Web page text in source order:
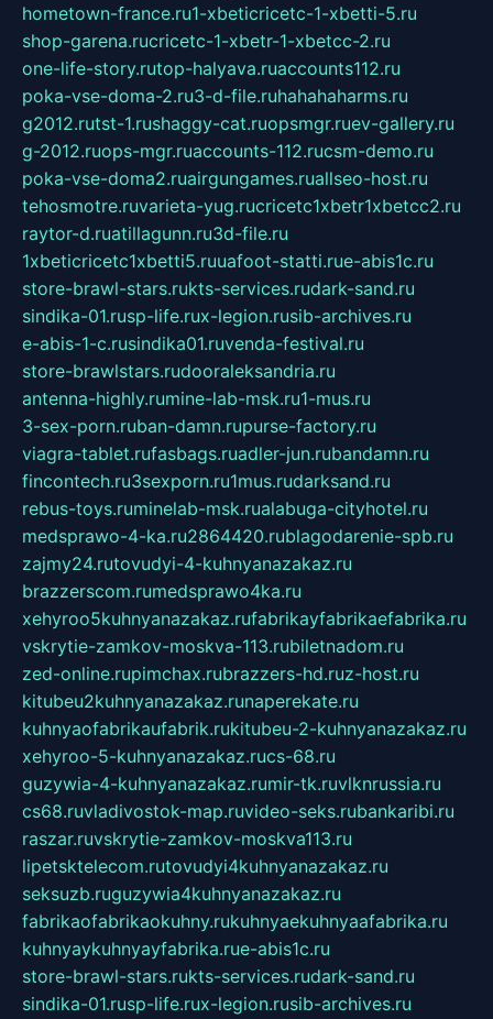
hometown-france.ru1-xbeticricetc-1-xbetti-5.ru
shop-garena.rucricetc-1-xbetr-1-xbetcc-2.ru
one-life-story.rutop-halyava.ruaccounts112.ru
poka-vse-doma-2.ru3-d-file.ruhahahaharms.ru
g2012.rutst-1.rushaggy-cat.ruopsmgr.ruev-gallery.ru
g-2012.ruops-mgr.ruaccounts-112.rucsm-demo.ru
poka-vse-doma2.ruairgungames.ruallseo-host.ru
tehosmotre.ruvarieta-yug.rucricetc1xbetr1xbetcc2.ru
raytor-d.ruatillagunn.ru3d-file.ru
1xbeticricetc1xbetti5.ruuafoot-statti.rue-abis1c.ru
store-brawl-stars.rukts-services.rudark-sand.ru
sindika-01.rusp-life.rux-legion.rusib-archives.ru
e-abis-1-c.rusindika01.ruvenda-festival.ru
store-brawlstars.rudooraleksandria.ru
antenna-highly.rumine-lab-msk.ru1-mus.ru
3-sex-porn.ruban-damn.rupurse-factory.ru
viagra-tablet.rufasbags.ruadler-jun.rubandamn.ru
fincontech.ru3sexporn.ru1mus.rudarksand.ru
rebus-toys.ruminelab-msk.rualabuga-cityhotel.ru
medsprawo-4-ka.ru2864420.rublagodarenie-spb.ru
zajmy24.rutovudyi-4-kuhnyanazakaz.ru
brazzerscom.rumedsprawo4ka.ru
xehyroo5kuhnyanazakaz.rufabrikayfabrikaefabrika.ru
vskrytie-zamkov-moskva-113.rubiletnadom.ru
zed-online.rupimchax.rubrazzers-hd.ruz-host.ru
kitubeu2kuhnyanazakaz.runaperekate.ru
kuhnyaofabrikaufabrik.rukitubeu-2-kuhnyanazakaz.ru
xehyroo-5-kuhnyanazakaz.rucs-68.ru
guzywia-4-kuhnyanazakaz.rumir-tk.ruvlknrussia.ru
cs68.ruvladivostok-map.ruvideo-seks.rubankaribi.ru
raszar.ruvskrytie-zamkov-moskva113.ru
lipetsktelecom.rutovudyi4kuhnyanazakaz.ru
seksuzb.ruguzywia4kuhnyanazakaz.ru
fabrikaofabrikaokuhny.rukuhnyaekuhnyaafabrika.ru
kuhnyaykuhnyayfabrika.rue-abis1c.ru
store-brawl-stars.rukts-services.rudark-sand.ru
sindika-01.rusp-life.rux-legion.rusib-archives.ru